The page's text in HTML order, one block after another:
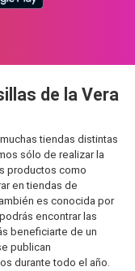
de la Vera
tiendas distintas
sólo de realizar la
productos como
en tiendas de
es conocida por
encontrar las
beneficiarte de un
publican
durante todo el año.